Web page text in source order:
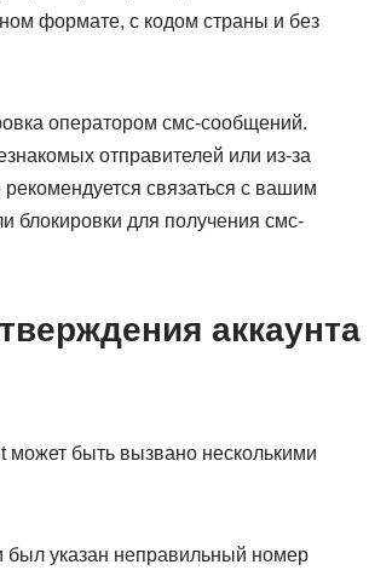
формате, с кодом страны и без
оператором смс-сообщений.
отправителей или из-за
связаться с вашим
блокировки для получения смс-
аккаунта
может быть вызвано несколькими
был указан неправильный номер